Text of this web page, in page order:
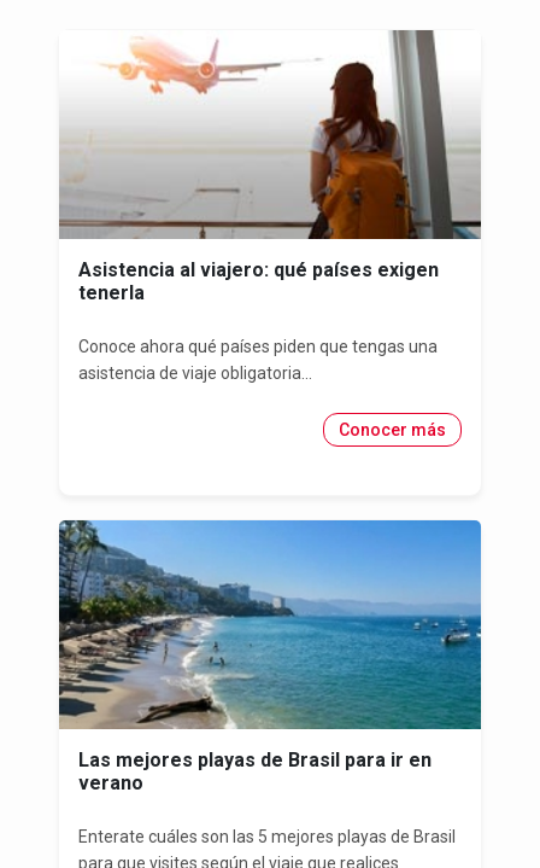
Asistencia al viajero: qué países exigen
tenerla
Conoce ahora qué países piden que tengas una
asistencia de viaje obligatoria...
Conocer más
Las mejores playas de Brasil para ir en
verano
Enterate cuáles son las 5 mejores playas de Brasil
para que visites según el viaje que realices